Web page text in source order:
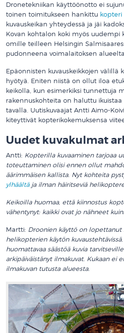
Dronetekniikan käyttöönotto ei
toinen toimitukseen hankittu kopteri
kuvauskeikan yhteydessä ja jäi
Kovan kohtalon koki myös uudempi
omille teilleen Helsingin
pudonneena voimalaitoksen alueelta.
Epäonnisten kuvauskeikkojen välillä
hyötyä. Eniten niistä on ollut iloa
keikolla, kun esimerkiksi tunnettuja
rakennuskohteita on haluttu
tavalla. Uutiskuvaajat Antti Aimo-
kiteyttivät kopterikokemuksensa
Uudet kuvakulmat
Antti: Kopterilla kuvaaminen tarjoaa
toteuttaminen olisi ennen ollut
äärimmäisen kallista. Nyt kohteita
ylhäältäja ilman häiritseviä
Keikoilla huomaa, että kiinnostus
vähentynyt: kaikki ovat jo nähneet
Martti: Droonien käyttö on lopettanut
helikopterien käytön
huomattavaa säästöä kuvia
arkipäiväistänyt ilmakuvat. Kukaan ei
ilmakuvan tutusta alueesta.